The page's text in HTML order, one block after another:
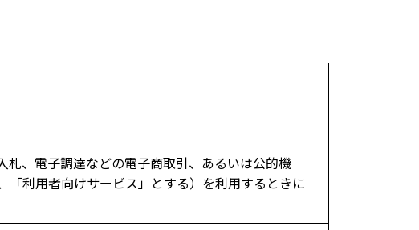
、電子調達などの電子商取引、あるいは公的機
利用者向けサービス」とする）を利用するときに